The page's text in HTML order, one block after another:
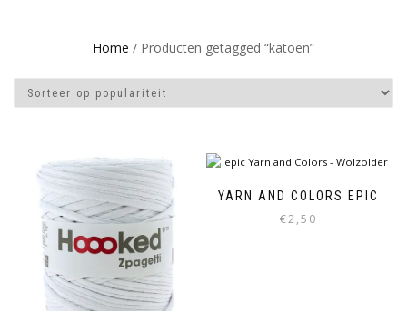
Home / Producten getagged “katoen”
YARN AND COLORS EPIC
€2,50